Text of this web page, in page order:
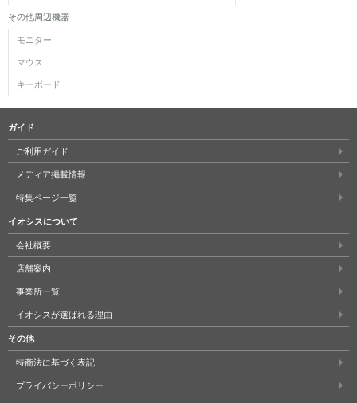
その他周辺機器
モニター
マウス
キーボード
ガイド
ご利用ガイド
メディア掲載情報
特集ページ一覧
イオシスについて
会社概要
店舗案内
事業所一覧
イオシスが選ばれる理由
その他
特商法に基づく表記
プライバシーポリシー